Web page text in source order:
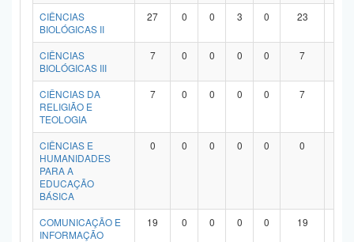
CIÊNCIAS
BIOLÓGICAS II
27 0 0 3 0 23
CIÊNCIAS
BIOLÓGICAS III
7 0 0 0 0 7
CIÊNCIAS DA
RELIGIÃO E
TEOLOGIA
7 0 0 0 0 7
CIÊNCIAS E
HUMANIDADES
PARA A
EDUCAÇÃO
BÁSICA
0 0 0 0 0 0
COMUNICAÇÃO E
INFORMAÇÃO
19 0 0 0 0 19